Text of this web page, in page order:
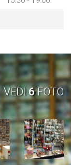
VEDI 6FOTO